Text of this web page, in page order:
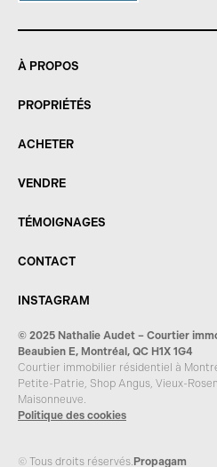
À PROPOS
PROPRIÉTÉS
ACHETER
VENDRE
TÉMOIGNAGES
CONTACT
INSTAGRAM
© 2025 Nathalie Audet – Courtier
Beaubien E, Montréal, QC H1X 1G4
Courtier immobilier résidentiel à
Petite-Patrie, Shop Angus, Vieux-
Maisonneuve.
Politique des cookies
© Tous droits réservés. Propagam